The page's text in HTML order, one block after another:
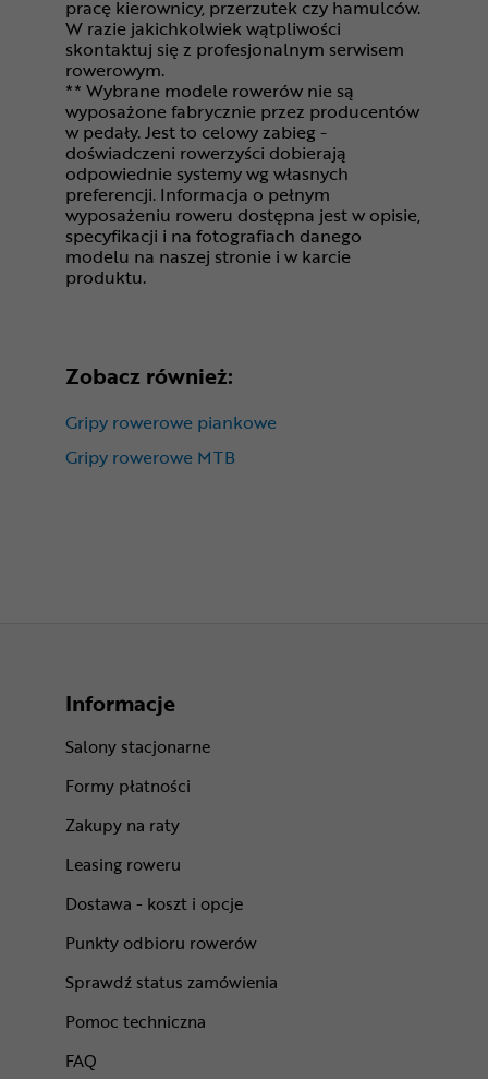
pracę kierownicy, przerzutek czy hamulców.
W razie jakichkolwiek wątpliwości
skontaktuj się z profesjonalnym serwisem
rowerowym.
** Wybrane modele rowerów nie są
wyposażone fabrycznie przez producentów
w pedały. Jest to celowy zabieg -
doświadczeni rowerzyści dobierają
odpowiednie systemy wg własnych
preferencji. Informacja o pełnym
wyposażeniu roweru dostępna jest w opisie,
specyfikacji i na fotografiach danego
modelu na naszej stronie i w karcie
produktu.
Zobacz również:
Gripy rowerowe piankowe
Gripy rowerowe MTB
Informacje
Salony stacjonarne
Formy płatności
Zakupy na raty
Leasing roweru
Dostawa - koszt i opcje
Punkty odbioru rowerów
Sprawdź status zamówienia
Pomoc techniczna
FAQ